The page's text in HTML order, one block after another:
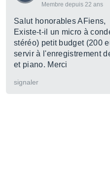
Membre depuis 22 ans
Salut honorables AFiens,
Existe-t-il un micro à
stéréo) petit budget (200
servir à l'enregistrement
et piano. Merci
signaler